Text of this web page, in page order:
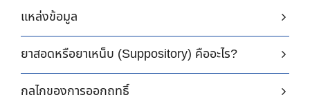
แหล่งข้อมูล
ยาสอดหรือยาเหน็บ (Suppository) คืออะไร?